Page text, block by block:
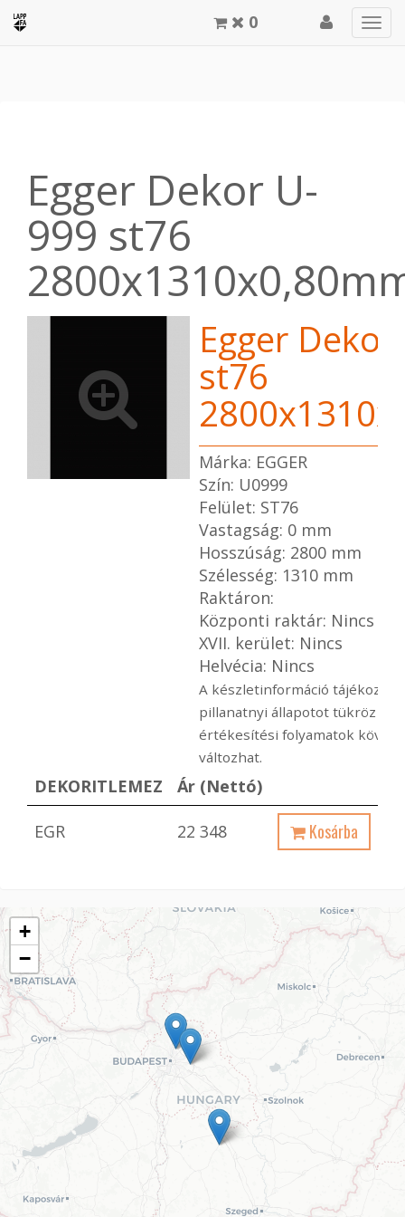
0
Egger Dekor U-
999 st76
Egger
st76
Márka: EGGER
Szín: U0999
Felület: ST76
Vastagság: 0 mm
Hosszúság: 2800 mm
Szélesség: 1310 mm
Raktáron:
Központi raktár: Nincs
XVII. kerület: Nincs
Helvécia: Nincs
A készletinformáció
pillanatnyi állapotot tükröz
értékesítési folyamatok
változhat.
DEKORITLEMEZ Ár (Nettó)
EGR 22 348 Kosárba
+
−